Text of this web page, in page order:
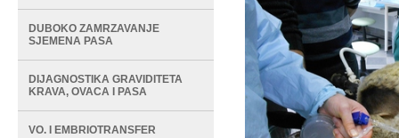
DUBOKO ZAMRZAVANJE
SJEMENA PASA
DIJAGNOSTIKA GRAVIDITETA
KRAVA, OVACA I PASA
VO. I EMBRIOTRANSFER